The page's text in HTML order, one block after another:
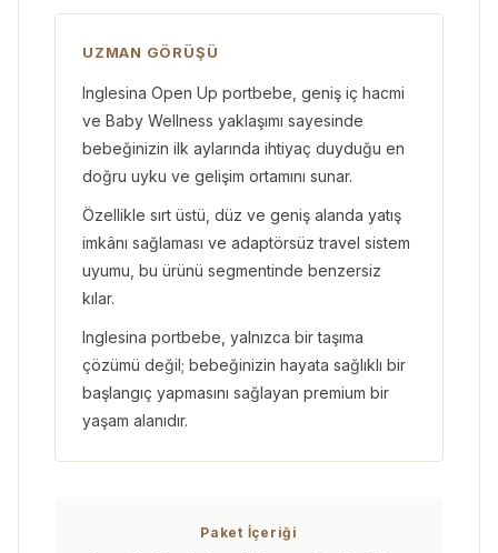
UZMAN GÖRÜŞÜ
Inglesina Open Up portbebe, geniş iç hacmi
ve Baby Wellness yaklaşımı sayesinde
bebeğinizin ilk aylarında ihtiyaç duyduğu en
doğru uyku ve gelişim ortamını sunar.
Özellikle sırt üstü, düz ve geniş alanda yatış
imkânı sağlaması ve adaptörsüz travel sistem
uyumu, bu ürünü segmentinde benzersiz
kılar.
Inglesina portbebe, yalnızca bir taşıma
çözümü değil; bebeğinizin hayata sağlıklı bir
başlangıç yapmasını sağlayan premium bir
yaşam alanıdır.
Paket İçeriği